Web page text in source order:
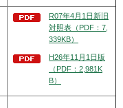
R07年4月1日新旧
対照表（PDF：7,
339KB）
H26年11月1日版
（PDF：2,981K
B）